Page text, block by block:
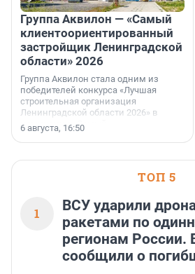
Группа Аквилон — «Самый
клиентоориентированный
застройщик Ленинградской
области» 2026
Группа Аквилон стала одним из
победителей конкурса «Лучшая
строительная организация
Ленинградской области 2026» в
номинации «Самый
клиентоориентированный
застройщик Ленинградской
6 августа, 16:50
ТОП 5
1
ВСУ ударили
ракетами по
регионам России.
сообщили о